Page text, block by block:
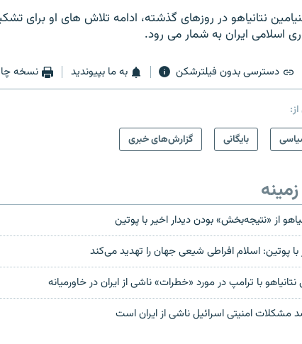
نتانیاهو در روزهای گذشته، ادامه تلاش های او برای
اسلامی ایران به شمار می رود.
دسترسی بدون فیلترشکن به ما بپیوندید نسخه
بایگانی گزارش‌های خبری
از «نتیجه‌بخش» بودن دیدار اخیر با پوتین
با پوتین: اسلام افراطی شیعی جهان را تهدید می‌کند
با ترامپ در مورد «خطرات» ناشی از ایران در خاورمیانه